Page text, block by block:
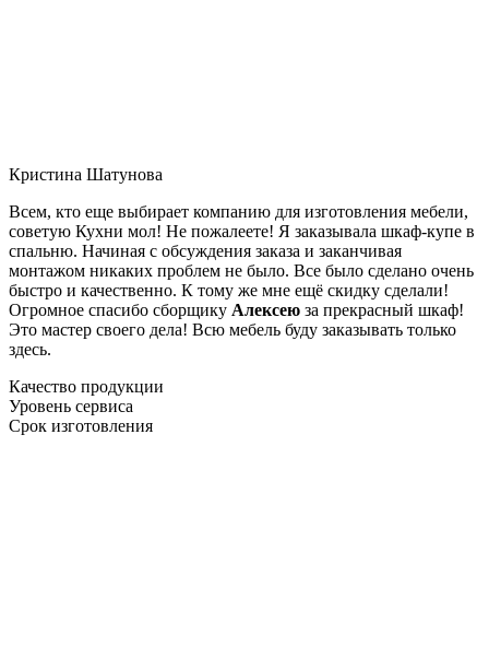
Кристина Шатунова
Всем, кто еще выбирает компанию для изготовления мебели,
советую Кухни мол! Не пожалеете! Я заказывала шкаф-купе в
спальню. Начиная с обсуждения заказа и заканчивая
монтажом никаких проблем не было. Все было сделано очень
быстро и качественно. К тому же мне ещё скидку сделали!
Огромное спасибо сборщику Алексею за прекрасный шкаф!
Это мастер своего дела! Всю мебель буду заказывать только
здесь.
Качество продукции
Уровень сервиса
Срок изготовления